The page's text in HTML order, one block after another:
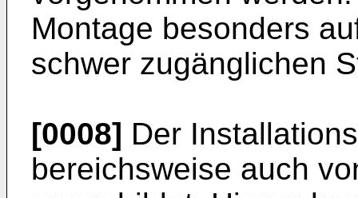
Montage besonders
schwer zugänglichen
[0008] Der
bereichsweise auch